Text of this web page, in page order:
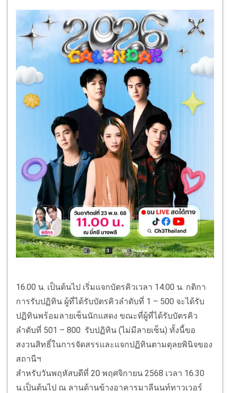
16.00 น. เป็นต้นไป เริ่มแจกบัตรคิวเวลา 14.00 น. กติกา
การรับปฏิทิน ผู้ที่ได้รับบัตรคิวลำดับที่ 1 – 500 จะได้รับ
ปฏิทินพร้อมลายเซ็นนักแสดง ขณะที่ผู้ที่ได้รับบัตรคิว
ลำดับที่ 501 – 800 รับปฏิทิน (ไม่มีลายเซ็น) ทั้งนี้ขอ
สงวนสิทธิ์ในการจัดสรรและแจกปฏิทินตามดุลยพินิจของ
สถานีฯ
สำหรับวันพฤหัสบดีที่ 20 พฤศจิกายน 2568 เวลา 16.30
น.เป็นต้นไป ณ ลานด้านข้างอาคารมาลีนนท์ทาวเวอร์